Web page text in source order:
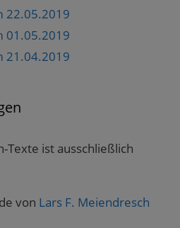
22.05.2019
01.05.2019
21.04.2019
Texte ist ausschließlich
von Lars F. Meiendresch